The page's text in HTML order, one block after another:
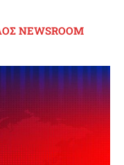
NEWSROOM